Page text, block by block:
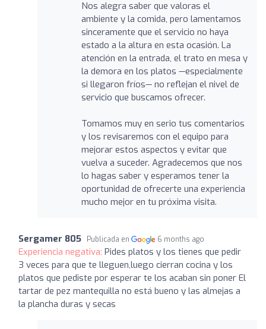
Nos alegra saber que valoras el
ambiente y la comida, pero lamentamos
sinceramente que el servicio no haya
estado a la altura en esta ocasión. La
atención en la entrada, el trato en mesa y
la demora en los platos —especialmente
si llegaron fríos— no reflejan el nivel de
servicio que buscamos ofrecer.
Tomamos muy en serio tus comentarios
y los revisaremos con el equipo para
mejorar estos aspectos y evitar que
vuelva a suceder. Agradecemos que nos
lo hagas saber y esperamos tener la
oportunidad de ofrecerte una experiencia
mucho mejor en tu próxima visita.
Sergamer 805 Publicada en 6 months ago
Experiencia negativa: Pides platos y los tienes que pedir
3 veces para que te lleguen,luego cierran cocina y los
platos que pediste por esperar te los acaban sin poner El
tartar de pez mantequilla no está bueno y las almejas a
la plancha duras y secas